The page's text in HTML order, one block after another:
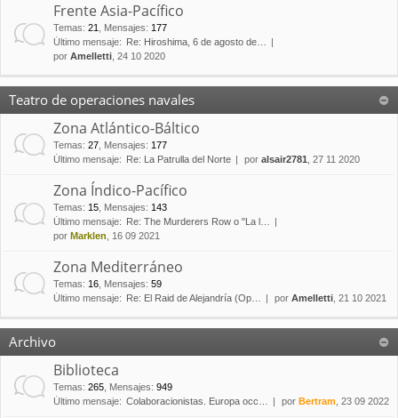
Frente Asia-Pacífico
Temas: 21 Mensajes: 177
Último mensaje:
Re: Hiroshima, 6 de agosto de…
por Amelletti , 24 10 2020
Teatro de operaciones navales
Zona Atlántico-Báltico
Temas: 27 Mensajes: 177
Último mensaje:
Re: La Patrulla del Norte por alsair2781 , 27 11 2020
Zona Índico-Pacífico
Temas: 15 Mensajes: 143
Último mensaje:
Re: The Murderers Row o "La l…
por Marklen , 16 09 2021
Zona Mediterráneo
Temas: 16 Mensajes: 59
Último mensaje:
Re: El Raid de Alejandría (Op… por Amelletti , 21 10 2021
Archivo
Biblioteca
Temas: 265 Mensajes: 949
Último mensaje: Colaboracionistas. Europa occ… por Bertram , 23 09 2022